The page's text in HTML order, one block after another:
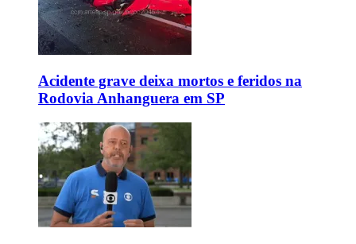
Acidente grave deixa mortos e feridos na
Rodovia Anhanguera em SP